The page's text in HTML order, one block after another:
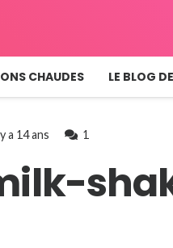
CHAUDES LE BLOG
a 14 ans 1